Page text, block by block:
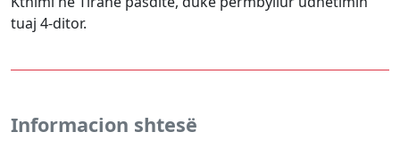
tuaj 4-ditor.
Informacion shtesë